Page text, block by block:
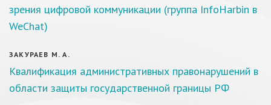
зрения цифровой коммуникации (группа InfoHarbin в
WeChat)
ЗАКУРАЕВ М. А.
Квалификация административных правонарушений в
области защиты государственной границы РФ